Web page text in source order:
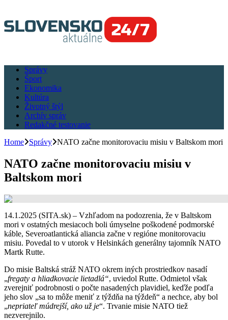
Správy
Šport
Ekonomika
Kultúra
Životný štýl
Archív správ
Redakčné testovanie
Home
Správy NATO začne monitorovaciu misiu v Baltskom mori
NATO začne monitorovaciu misiu v
Baltskom mori
14.1.2025 (SITA.sk) – Vzhľadom na podozrenia, že v Baltskom
mori v ostatných mesiacoch boli úmyselne poškodené podmorské
káble, Severoatlantická aliancia začne v regióne monitorovaciu
misiu. Povedal to v utorok v Helsinkách generálny tajomník NATO
Martk Rutte.
Do misie Baltská stráž NATO okrem iných prostriedkov nasadí
„fregaty a hliadkovacie lietadlá“, uviedol Rutte. Odmietol však
zverejniť podrobnosti o počte nasadených plavidiel, keďže podľa
jeho slov „sa to môže meniť z týždňa na týždeň“ a nechce, aby bol
„nepriateľ múdrejší, ako už je“. Trvanie misie NATO tiež
nezverejnilo.